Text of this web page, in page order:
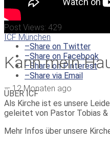
Post Views: 429
ICF München
Kann mein
— 12 Monaten ago
–Share on Twitter
–Share on Facebook
–Share on Pinterest
–Share via Email
ÜBER ICF
Als Kirche ist es unsere
geleitet von Pastor Tobias &
Mehr Infos über unsere